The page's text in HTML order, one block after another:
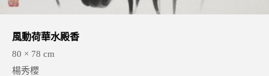
風動荷華水殿香
80 × 78 cm
楊秀櫻